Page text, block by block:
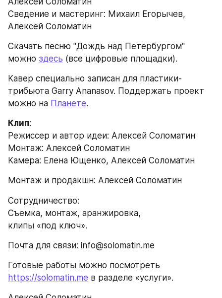
Сведение и мастеринг: Михаил Егорычев,
Алексей Соломатин
Скачать песню "Дождь над Петербургом"
можно здесь (все цифровые площадки).
Кавер специально записан для пластики-
трибьюта Garry Ananasov. Поддержать проект
можно на Планете.
Клип:
Режиссер и автор идеи: Алексей Соломатин
Монтаж: Алексей Соломатин
Камера: Елена Ющенко, Алексей Соломатин
Монтаж и продакшн: Алексей Соломатин
Сотрудничество:
Cъемка, монтаж, аранжировка,
клипы «под ключ».
Почта для связи: info@solomatin.me
Готовые работы можно посмотреть
https://solomatin.me в разделе «услуги».